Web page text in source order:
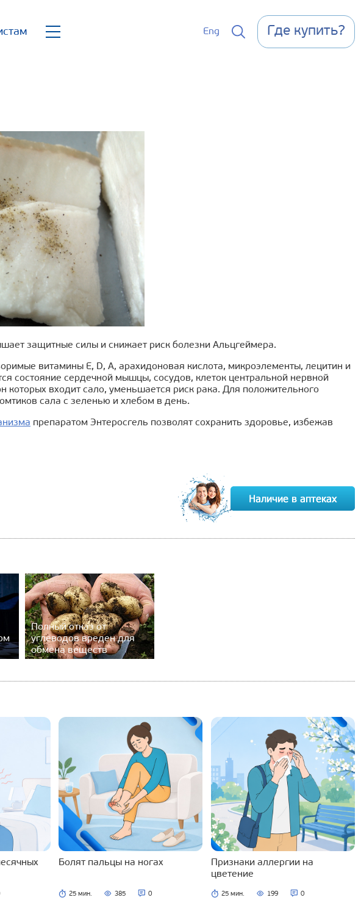
Eng Где купить?
защитные силы и снижает риск болезни Альцгеймера.
витамины Е, D, А, арахидоновая кислота, микроэлементы, лецитин и
состояние сердечной мышцы, сосудов, клеток центральной нервной
входит сало, уменьшается риск рака. Для положительного
сала с зеленью и хлебом в день.
препаратом Энтеросгель позволят сохранить здоровье, избежав
Полный отказ от
углеводов вреден для
обмена веществ
Болят пальцы на ногах
25 мин. 385 0
Признаки аллергии на
цветение
25 мин. 199 0